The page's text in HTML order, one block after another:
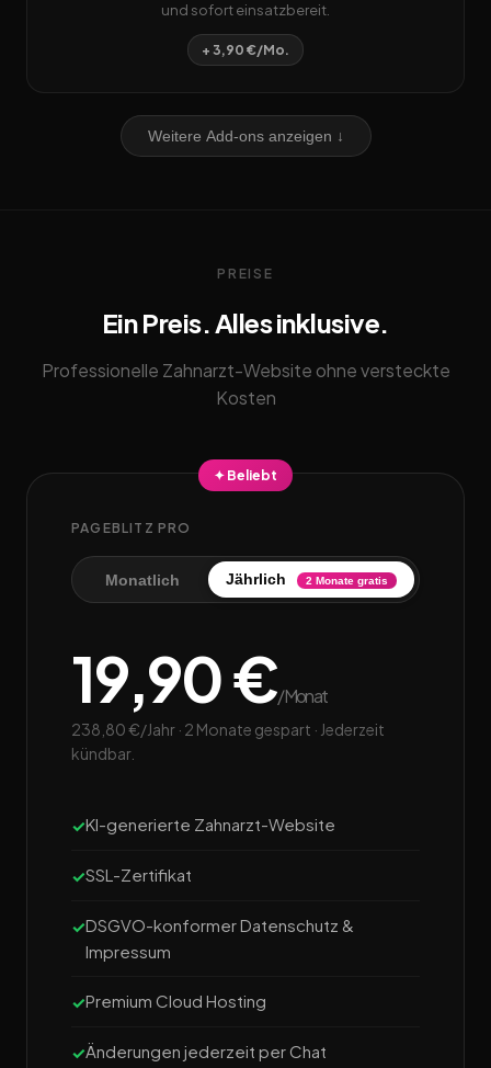
und sofort einsatzbereit.
+ 3,90 €/Mo.
Weitere Add-ons anzeigen ↓
PREISE
Ein Preis. Alles inklusive.
Professionelle Zahnarzt-Website ohne versteckte
Kosten
✦ Beliebt
PAGEBLITZ PRO
Monatlich Jährlich 2 Monate gratis
19,90 €/Monat
238,80 €/Jahr · 2 Monate gespart · Jederzeit
kündbar.
KI-generierte Zahnarzt-Website
SSL-Zertifikat
DSGVO-konformer Datenschutz &
Impressum
Premium Cloud Hosting
Änderungen jederzeit per Chat